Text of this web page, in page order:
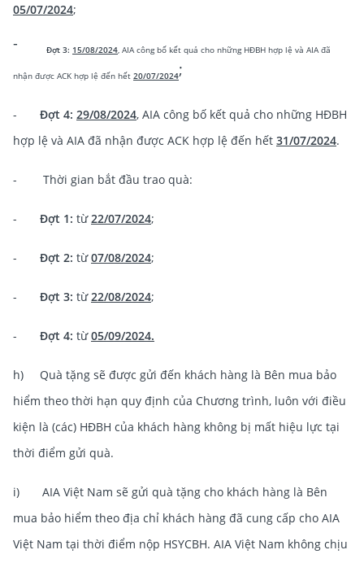
05/07/2024;
- Đợt 3: 15/08/2024 , AIA công bố kết quả cho những HĐBH hợp lệ và AIA đã
nhận được ACK hợp lệ đến hết 20/07/2024;
- Đợt 4: 29/08/2024, AIA công bố kết quả cho những HĐBH
hợp lệ và AIA đã nhận được ACK hợp lệ đến hết 31/07/2024.
- Thời gian bắt đầu trao quà:
- Đợt 1: từ22/07/2024;
- Đợt 2: từ07/08/2024;
- Đợt 3: từ22/08/2024;
- Đợt 4: từ05/09/2024.
h) Quà tặng sẽ được gửi đến khách hàng là Bên mua bảo
hiểm theo thời hạn quy định của Chương trình, luôn với điều
kiện là (các) HĐBH của khách hàng không bị mất hiệu lực tại
thời điểm gửi quà.
i) AIA Việt Nam sẽ gửi quà tặng cho khách hàng là Bên
mua bảo hiểm theo địa chỉ khách hàng đã cung cấp cho AIA
Việt Nam tại thời điểm nộp HSYCBH. AIA Việt Nam không chịu